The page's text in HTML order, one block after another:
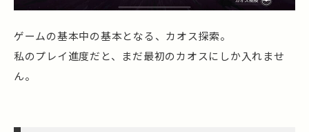
ゲームの基本中の基本となる、カオス探索。
私のプレイ進度だと、まだ最初のカオスにしか入れませ
ん。